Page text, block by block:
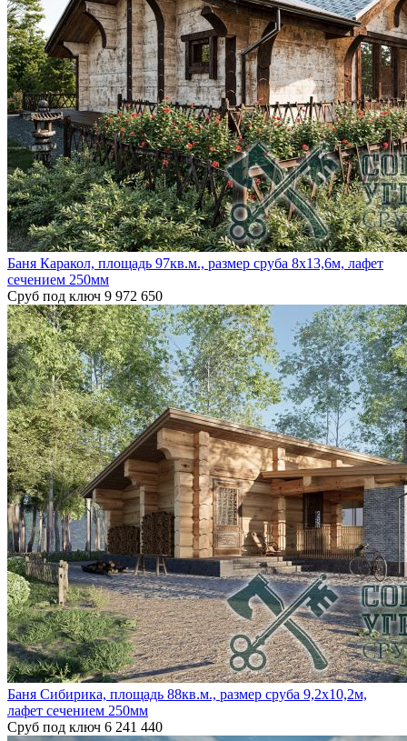
Баня Каракол, площадь 97кв.м., размер сруба 8х13,6м, лафет
сечением 250мм
Сруб под ключ 9 972 650
Баня Сибирика, площадь 88кв.м., размер сруба 9,2х10,2м,
лафет сечением 250мм
Сруб под ключ 6 241 440